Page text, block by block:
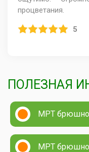
процветания.
5
ПОЛЕЗНАЯ
МРТ
МРТ